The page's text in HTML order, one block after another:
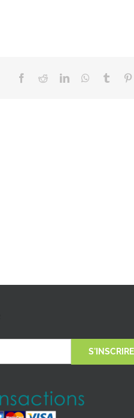
Facebook
RedditLinkedInWhatsApp
Tumblr